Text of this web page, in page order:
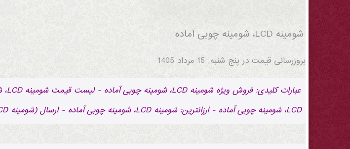
شومینه LCD، شومینه چوبی آماده
بروزرسانی قیمت در پنج شنبه, 15 مرداد 1405
LCD، شومینه چوبی آماده - ارزانترین: شومینه LCD، شومینه چوبی آماده - ارسال (شومینه LCD، شومینه چوبی آماده) به تهران، کرج، دماوند، اصفهان، شیراز یک روزه می باشد.